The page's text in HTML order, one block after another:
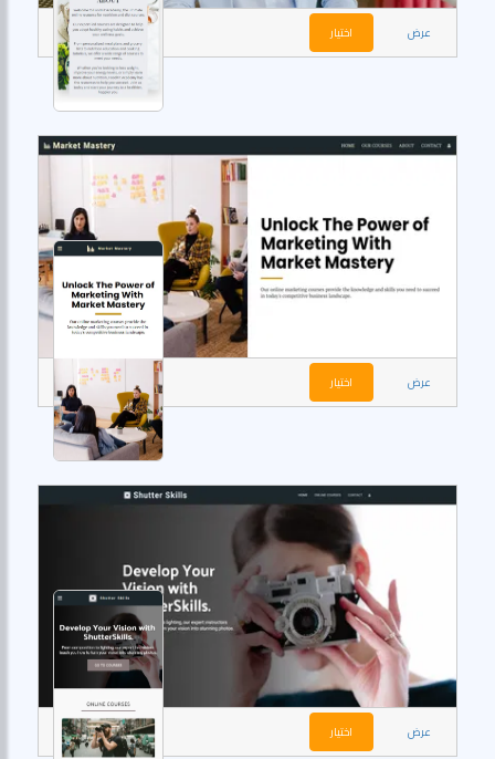
عرض اختيار
عرض اختيار
عرض اختيار